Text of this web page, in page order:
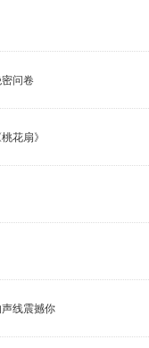
问卷
花扇》
声线震撼你